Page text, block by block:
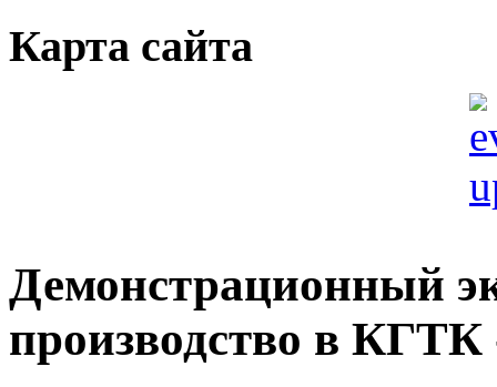
Карта сайта
Демонстрационный
производство в